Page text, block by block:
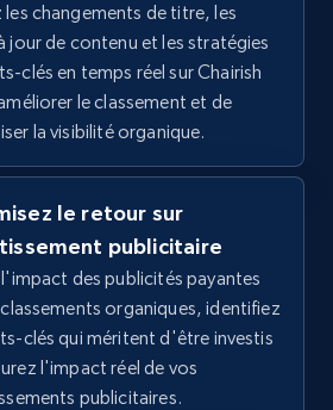
TikTok shop products
Description, Currency, Initial
percent, and more.
668+
records by shop url
Description, Currency, Initial
percent, and more.
les changements de titre, les
jour de contenu et les stratégies
clés en temps réel sur Chairish
le classement et de
la visibilité organique.
le retour sur
publicitaire
l'impact des publicités payantes
organiques, identifiez
clés qui méritent d'être investis
l'impact réel de vos
publicitaires.